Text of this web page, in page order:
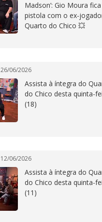
Madson’: Gio Moura fica
pistola com o ex-
Quarto do Chico 💥
26/06/2026
Assista à íntegra do
do Chico desta quinta-
(18)
12/06/2026
Assista à íntegra do
do Chico desta quinta-
(11)